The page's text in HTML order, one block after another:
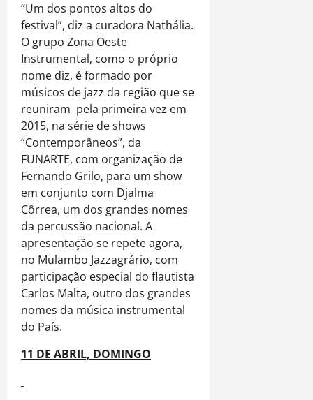
“Um dos pontos altos do
festival”, diz a curadora Nathália.
O grupo Zona Oeste
Instrumental, como o próprio
nome diz, é formado por
músicos de jazz da região que se
reuniram pela primeira vez em
2015, na série de shows
“Contemporâneos”, da
FUNARTE, com organização de
Fernando Grilo, para um show
em conjunto com Djalma
Côrrea, um dos grandes nomes
da percussão nacional. A
apresentação se repete agora,
no Mulambo Jazzagrário, com
participação especial do flautista
Carlos Malta, outro dos grandes
nomes da música instrumental
do País.
11 DE ABRIL, DOMINGO